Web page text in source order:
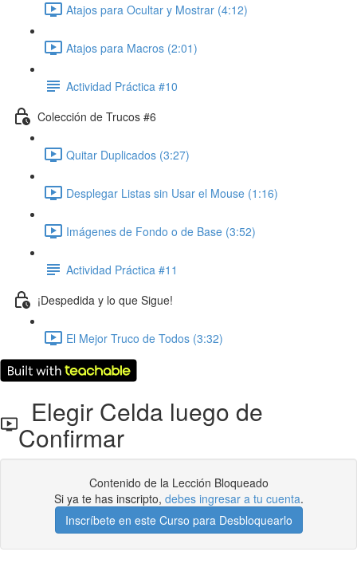
Atajos para Ocultar y Mostrar (4:12)
Atajos para Macros (2:01)
Actividad Práctica #10
Colección de Trucos #6
Quitar Duplicados (3:27)
Desplegar Listas sin Usar el Mouse (1:16)
Imágenes de Fondo o de Base (3:52)
Actividad Práctica #11
¡Despedida y lo que Sigue!
El Mejor Truco de Todos (3:32)
Elegir Celda luego de
Confirmar
Contenido de la Lección Bloqueado
Si ya te has inscripto, debes ingresar a tu cuenta.
Inscríbete en este Curso para Desbloquearlo